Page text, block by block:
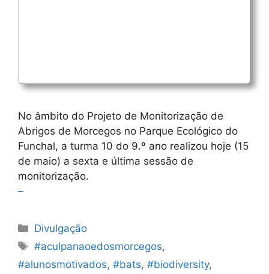
No âmbito do Projeto de Monitorização de
Abrigos de Morcegos no Parque Ecológico do
Funchal, a turma 10 do 9.º ano realizou hoje (15
de maio) a sexta e última sessão de
monitorização.
–
Categorias
Divulgação
Etiquetas
#aculpanaoedosmorcegos,
#alunosmotivados, #bats, #biodiversity,